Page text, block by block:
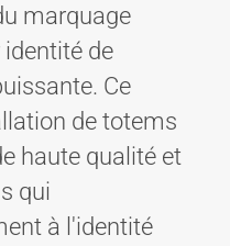
marquage
de
Ce
de totems
haute qualité et
qui
à l'identité